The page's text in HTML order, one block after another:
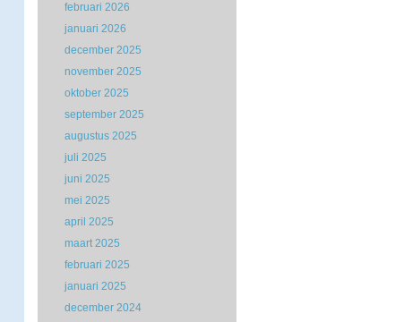
februari 2026
januari 2026
december 2025
november 2025
oktober 2025
september 2025
augustus 2025
juli 2025
juni 2025
mei 2025
april 2025
maart 2025
februari 2025
januari 2025
december 2024